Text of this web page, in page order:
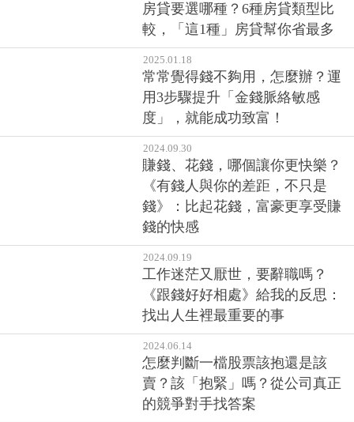
房貸要選哪種？6種房貸類型比
較，「這1種」房貸幫你省最多
2025.01.18
常常覺得錢不夠用，怎麼辦？運
用3步驟提升「金錢脈絡敏感
度」，就能成功致富！
2024.09.30
賺錢、花錢，哪個讓你更快樂？
《有錢人與你的差距，不只是
錢》：比起花錢，富豪更享受賺
錢的快感
2024.09.19
工作迷茫又厭世，要辭職嗎？
《跟錢好好相處》給我的反思：
找出人生裡最重要的事
2024.06.14
怎麼判斷一檔股票該抱還是該
賣？該「抱緊」嗎？從公司真正